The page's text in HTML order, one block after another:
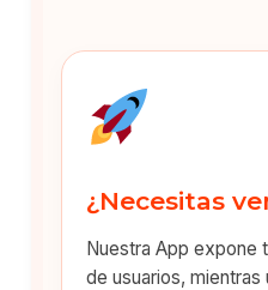
¿Necesitas
Nuestra App expone
de usuarios, mientras